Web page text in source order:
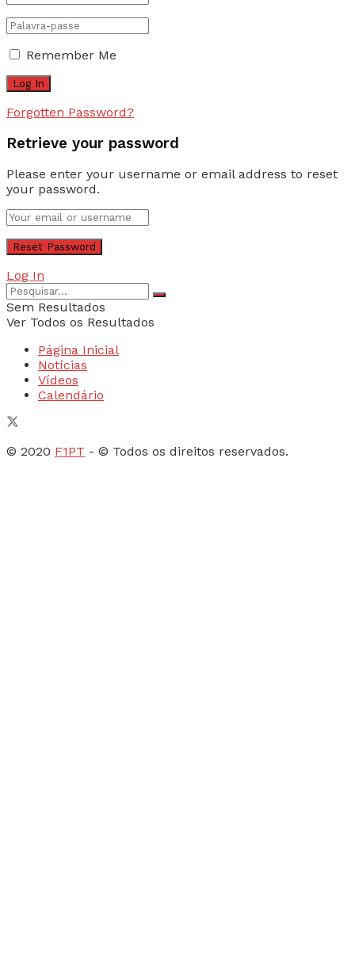
Remember Me
Forgotten Password?
Retrieve your password
Please enter your username or email address to reset
your password.
Log In
Sem Resultados
Ver Todos os Resultados
Página Inicial
Notícias
Vídeos
Calendário
© 2020 F1PT - © Todos os direitos reservados.